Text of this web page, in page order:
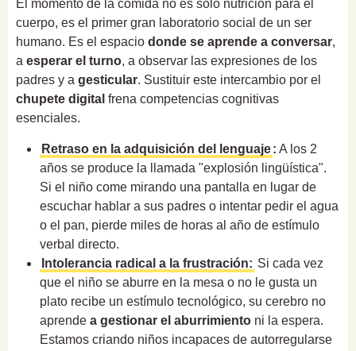
El momento de la comida no es solo nutrición para el
cuerpo, es el primer gran laboratorio social de un ser
humano. Es el espacio donde se aprende a conversar,
a esperar el turno, a observar las expresiones de los
padres y a gesticular. Sustituir este intercambio por el
chupete digital frena competencias cognitivas
esenciales.
Retraso en la adquisición del lenguaje: A los 2
años se produce la llamada "explosión lingüística".
Si el niño come mirando una pantalla en lugar de
escuchar hablar a sus padres o intentar pedir el agua
o el pan, pierde miles de horas al año de estímulo
verbal directo.
Intolerancia radical a la frustración: Si cada vez
que el niño se aburre en la mesa o no le gusta un
plato recibe un estímulo tecnológico, su cerebro no
aprende a gestionar el aburrimiento ni la espera.
Estamos criando niños incapaces de autorregularse